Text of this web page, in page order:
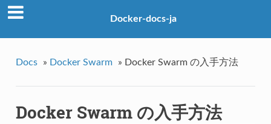
Docker-docs-ja
Docs » Docker Swarm » Docker Swarm の入手方法
Docker Swarm の入手方法